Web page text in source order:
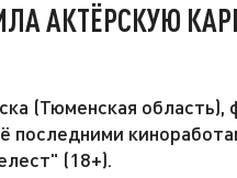
АКТЁРСКУЮ
(Тюменская
последними
(18+).